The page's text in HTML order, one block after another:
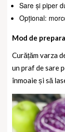
Sare și piper
Opțional:
Mod de
Curățăm varza
un praf de sare
înmoaie și să